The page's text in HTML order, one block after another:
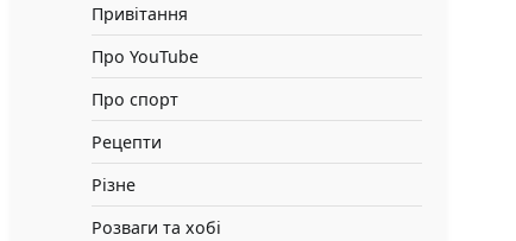
Привітання
Про YouTube
Про спорт
Рецепти
Різне
Розваги та хобі